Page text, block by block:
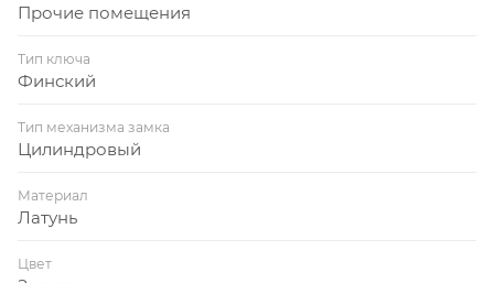
Прочие помещения
Тип ключа
Финский
Тип механизма замка
Цилиндровый
Материал
Латунь
Цвет